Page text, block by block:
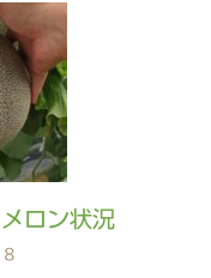
ロン状況